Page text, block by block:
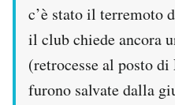
c’è stato il terremoto
il club chiede ancora
(retrocesse al posto
furono salvate dalla